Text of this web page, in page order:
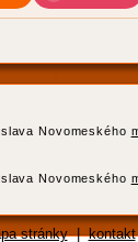
Novomeského
Novomeského
stránky|kontakt